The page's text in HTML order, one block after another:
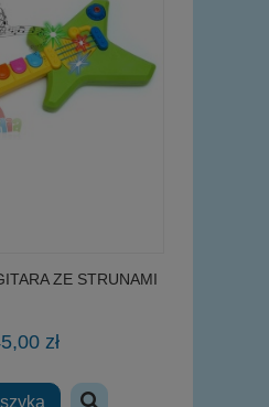
ZE STRUNAMI
zł